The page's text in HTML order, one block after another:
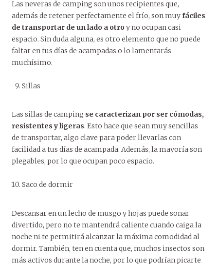
Las neveras de camping son unos recipientes que,
además de retener perfectamente el frío, son muyfáciles
de transportar de un lado a otro y no ocupan casi
espacio. Sin duda alguna, es otro elemento que no puede
faltar en tus días de acampadas o lo lamentarás
muchísimo.
Sillas
Las sillas de camping se caracterizan por ser cómodas,
resistentes y ligeras. Esto hace que sean muy sencillas
de transportar, algo clave para poder llevarlas con
facilidad a tus días de acampada. Además, la mayoría son
plegables, por lo que ocupan poco espacio.
Saco de dormir
Descansar en un lecho de musgo y hojas puede sonar
divertido, pero no te mantendrá caliente cuando caiga la
noche ni te permitirá alcanzar la máxima comodidad al
dormir. También, ten en cuenta que, muchos insectos son
más activos durante la noche, por lo que podrían picarte